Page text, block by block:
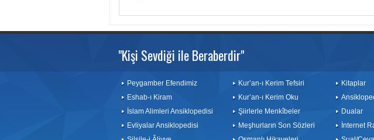
"Kişi Sevdiği ile Beraberdir"
Peygamber Efendimiz
Eshab-ı Kiram
İslam Alimleri Ansiklopedisi
Evliyalar Ansiklopedisi
Kur’an-ı Kerim Tefsiri
Kur’an-ı Kerim Oku
Şiirlerle Menkîbeler
Meşhurların Son Sözleri
Kitaplar
Dualar
İnternet